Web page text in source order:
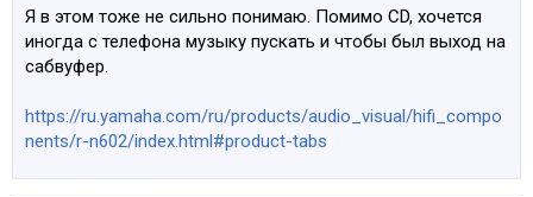
Я в этом тоже не сильно понимаю. Помимо СD, хочется
иногда с телефона музыку пускать и чтобы был выход на
сабвуфер.
https://ru.yamaha.com/ru/products/audio_visual/hifi_compo
nents/r-n602/index.html#product-tabs